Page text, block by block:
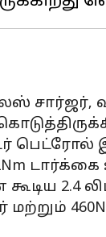
சார்ஜர்,
கூடிய